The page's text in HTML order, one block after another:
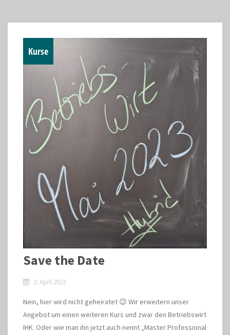
Kurse
Save the Date
2. April 2022
Nein, hier wird nicht geheiratet 😉 Wir erweitern unser
Angebot um einen weiteren Kurs und zwar den Betriebswirt
IHK. Oder wie man ihn jetzt auch nennt „Master Professional